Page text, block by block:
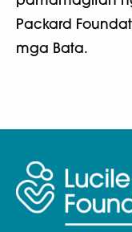
Packard
mga Bata.